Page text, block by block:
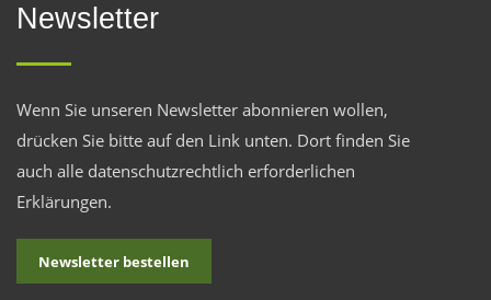
Newsletter
Wenn Sie unseren Newsletter abonnieren wollen,
drücken Sie bitte auf den Link unten. Dort finden Sie
auch alle datenschutzrechtlich erforderlichen
Erklärungen.
Newsletter bestellen